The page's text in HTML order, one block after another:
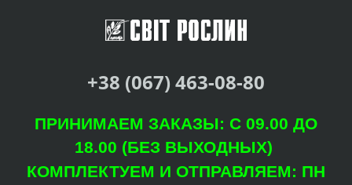
+38 (067) 463-08-80
ПРИНИМАЕМ ЗАКАЗЫ: С 09.00 ДО
18.00 (БЕЗ ВЫХОДНЫХ)
КОМПЛЕКТУЕМ И ОТПРАВЛЯЕМ: ПН